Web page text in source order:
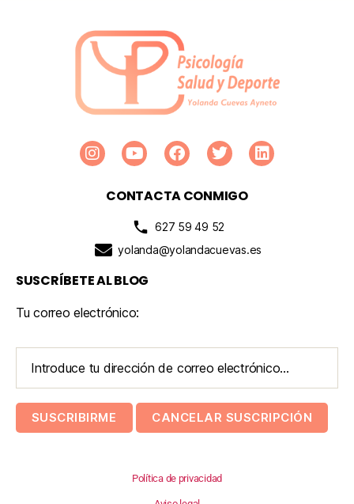
CONTACTA CONMIGO
627 59 49 52
yolanda@yolandacuevas.es
SUSCRÍBETE AL BLOG
Tu correo electrónico:
Política de privacidad